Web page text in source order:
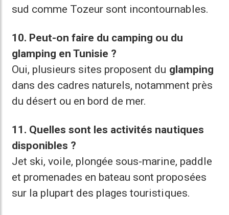
sud comme Tozeur sont incontournables.
10. Peut-on faire du camping ou du
glamping en Tunisie ?
Oui, plusieurs sites proposent du glamping
dans des cadres naturels, notamment près
du désert ou en bord de mer.
11. Quelles sont les activités nautiques
disponibles ?
Jet ski, voile, plongée sous-marine, paddle
et promenades en bateau sont proposées
sur la plupart des plages touristiques.